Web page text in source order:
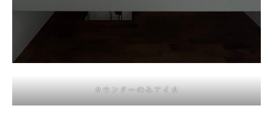
カウンターのみアイカ